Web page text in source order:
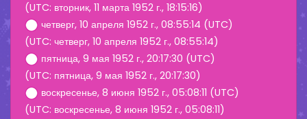
(UTC: вторник, 11 марта 1952 г., 18:15:16)
четверг, 10 апреля 1952 г., 08:55:14 (UTC)
(UTC: четверг, 10 апреля 1952 г., 08:55:14)
пятница, 9 мая 1952 г., 20:17:30 (UTC)
(UTC: пятница, 9 мая 1952 г., 20:17:30)
воскресенье, 8 июня 1952 г., 05:08:11 (UTC)
(UTC: воскресенье, 8 июня 1952 г., 05:08:11)